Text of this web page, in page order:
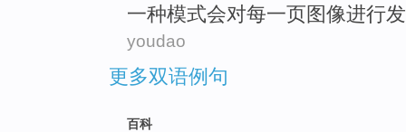
一种模式会对每一页图像进行
youdao
更多双语例句
百科